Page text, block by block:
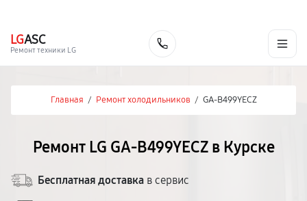
LGASC
Ремонт техники LG
Главная / Ремонт холодильников / GA-B499YECZ
Ремонт LG GA-B499YECZ в Курске
Бесплатная доставка в сервис